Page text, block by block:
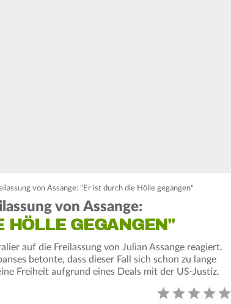
von Assange: "Er ist durch die Hölle gegangen"
von Assange:
HÖLLE GEGANGEN"
auf die Freilassung von Julian Assange reagiert.
betonte, dass dieser Fall sich schon zu lange
Freiheit aufgrund eines Deals mit der US-Justiz.